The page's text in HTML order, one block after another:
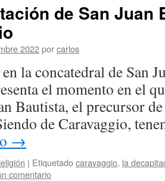
de San Juan
2022porcarlos
la concatedral de San
el momento en el
Bautista, el precursor de
de Caravaggio,
→
| Etiquetadocaravaggio, la
comentario